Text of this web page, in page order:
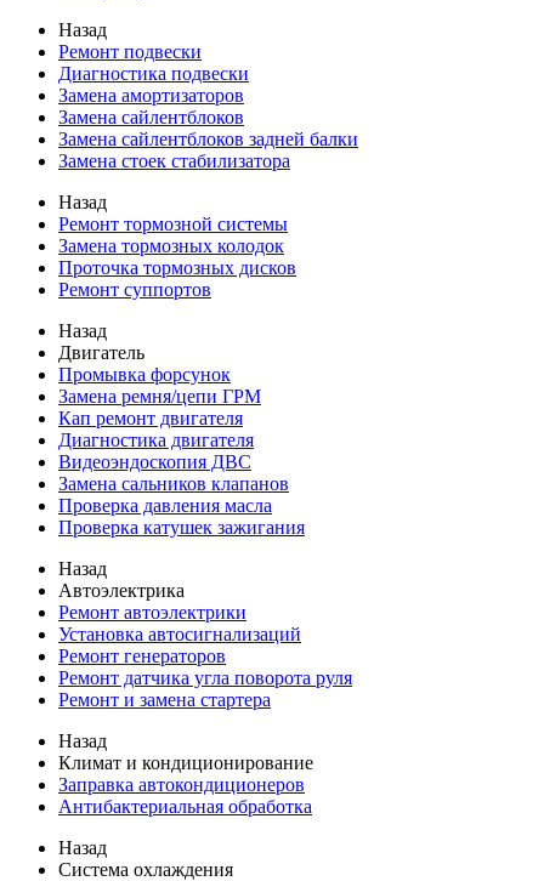
Назад
Ремонт подвески
Диагностика подвески
Замена амортизаторов
Замена сайлентблоков
Замена сайлентблоков задней балки
Замена стоек стабилизатора
Назад
Ремонт тормозной системы
Замена тормозных колодок
Проточка тормозных дисков
Ремонт суппортов
Назад
Двигатель
Промывка форсунок
Замена ремня/цепи ГРМ
Кап ремонт двигателя
Диагностика двигателя
Видеоэндоскопия ДВС
Замена сальников клапанов
Проверка давления масла
Проверка катушек зажигания
Назад
Автоэлектрика
Ремонт автоэлектрики
Установка автосигнализаций
Ремонт генераторов
Ремонт датчика угла поворота руля
Ремонт и замена стартера
Назад
Климат и кондиционирование
Заправка автокондиционеров
Антибактериальная обработка
Назад
Система охлаждения